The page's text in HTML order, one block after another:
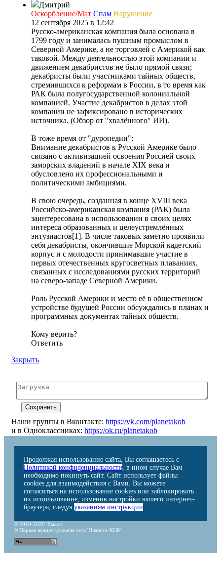
Дмитрий
Оскорбление/Мат Спам Нарушение
12 сентября 2025 в 12:42
Русско-американская компания была основана в
1799 году и занималась пушным промыслом в
Северной Америке, а не торговлей с Америкой как
таковой. Между деятельностью этой компании и
движением декабристов не было прямой связи;
декабристы были участниками тайных обществ,
стремившихся к реформам в России, в то время как
РАК была полугосударственной колониальной
компанией. Участие декабристов в делах этой
компании не зафиксировано в исторических
источника. (Обзор от "хвалённого" ИИ).
В тоже время от "дуропедии":
Внимание декабристов к Русской Америке было
связано с активизацией освоения Россией своих
заморских владений в начале XIX века и
обусловлено их профессиональными и
политическими амбициями.
В свою очередь, созданная в конце XVIII века
Российско-американская компания (РАК) была
заинтересована в использовании в своих целях
интереса образованных и целеустремлённых
энтузиастов[1]. В числе таковых заметно проявили
себя декабристы, окончившие Морской кадетский
корпус и с молодости принимавшие участие в
первых отечественных кругосветных плаваниях,
связанных с исследованиями русских территорий
на северо-западе Северной Америки.
Роль Русской Америки и место её в общественном
устройстве будущей России обсуждались в планах и
программных документах тайных обществ.
Кому верить?
Ответить
Закрыть
Наши группы в Вконтакте: https://vk.com/planetakob
и в Одноклассниках: https://ok.ru/planetakob
Продолжая использование сайта, Вы соглашаетесь с
Политикой конфиденциальности, в ином случае Вам
необходимо покинуть сайт. Сайт использует файлы
cookies для взаимодействия с Вами. Вы можете
согласиться на использование cookies или заблокировать
их использование, изменив настройки вашего интернет-
браузера, следуя указаниям инструкции.
© 2010-2026 'Емеля'
© Первая концептуальная сеть 'Планета-КОБ'